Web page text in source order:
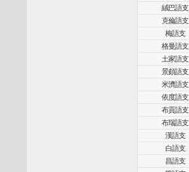
絨巴語支
克倫語支
梅語支
格曼語支
土家語支
景頗語支
米濟語支
依度語支
布貢語支
布瑞語支
漢語支
白語支
昌語支